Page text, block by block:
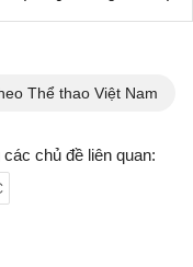
Thể thao Việt Nam
chủ đề liên quan: